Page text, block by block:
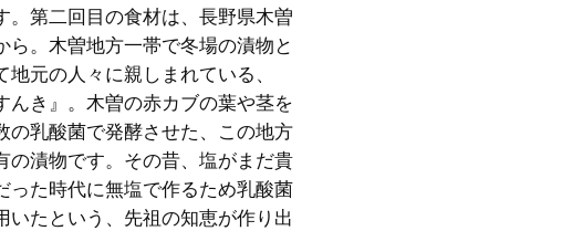
。第二回目の食材は、長野県木曽
ら。木曽地方一帯で冬場の漬物と
地元の人々に親しまれている、
んき』。木曽の赤カブの葉や茎を
の乳酸菌で発酵させた、この地方
の漬物です。その昔、塩がまだ貴
った時代に無塩で作るため乳酸菌
いたという、先祖の知恵が作り出